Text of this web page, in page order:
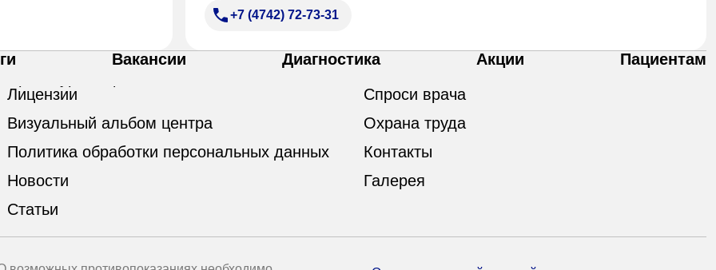
+7 (4742) 72-73-31
Вакансии Диагностика Акции
Пациентам
Лицензии
Визуальный альбом центра
Политика обработки персональных данных
Новости
Статьи
Спроси врача
Охрана труда
Контакты
Галерея